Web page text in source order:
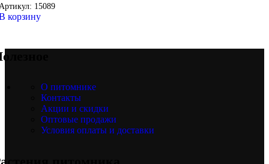
15089
корзину
О питомнике
Контакты
Акции и скидки
Оптовые продажи
Условия оплаты и доставки